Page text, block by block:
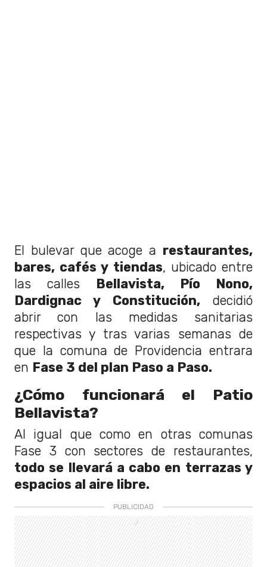
El bulevar que acoge a restaurantes,
bares, cafés y tiendas, ubicado entre
las calles
Bellavista, Pío Nono,
Dardignac y Constitución,decidió
abrir con las medidas sanitarias
respectivas y tras varias semanas de
que la comuna de Providencia entrara
en Fase 3 del plan Paso a Paso.
¿Cómo funcionará el Patio
Bellavista?
Al igual que como en otras comunas
Fase 3 con sectores de restaurantes,
todo se llevará a cabo en terrazas y
espacios al aire libre.